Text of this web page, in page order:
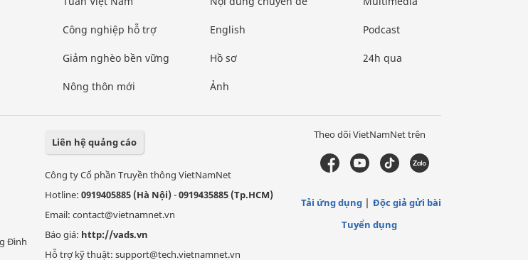
Công nghiệp hỗ trợ
Giảm nghèo bền vững
Nông thôn mới
English
Hồ sơ
Ảnh
Podcast
24h qua
Đình
Liên hệ quảng cáo
Công ty Cổ phần Truyền thông VietNamNet
Hotline: 0919405885 (Hà Nội)-0919435885 (Tp.HCM)
Email: contact@vietnamnet.vn
Báo giá: http://vads.vn
Hỗ trợ kỹ thuật: support@tech.vietnamnet.vn
Theo dõi VietNamNet trên
Tải ứng dụng
Độc giả gửi bài
Tuyển dụng